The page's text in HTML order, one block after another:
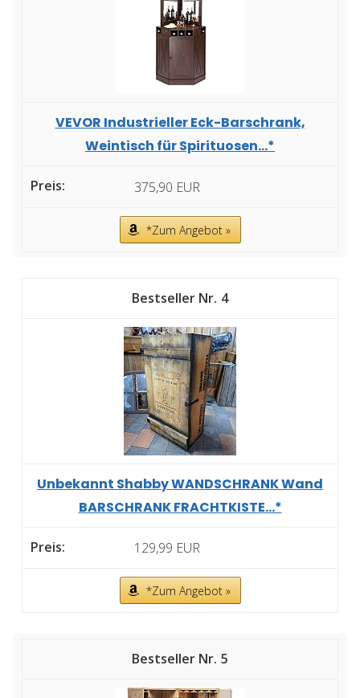
VEVOR Industrieller Eck-Barschrank,
Weintisch für Spirituosen...*
375,90 EUR
*Zum Angebot »
4
Unbekannt Shabby WANDSCHRANK Wand
BARSCHRANK FRACHTKISTE...*
129,99 EUR
*Zum Angebot »
5